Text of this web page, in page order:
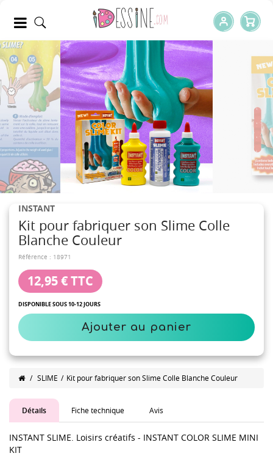
INSTANT
Kit pour fabriquer son Slime Colle
Blanche Couleur
Référence : 18971
12,95 €TTC
DISPONIBLE SOUS 10-12 JOURS
Ajouter au panier
/ SLIME / Kit pour fabriquer son Slime Colle Blanche Couleur
Détails Fiche technique Avis
INSTANT SLIME. Loisirs créatifs - INSTANT COLOR SLIME MINI
KIT